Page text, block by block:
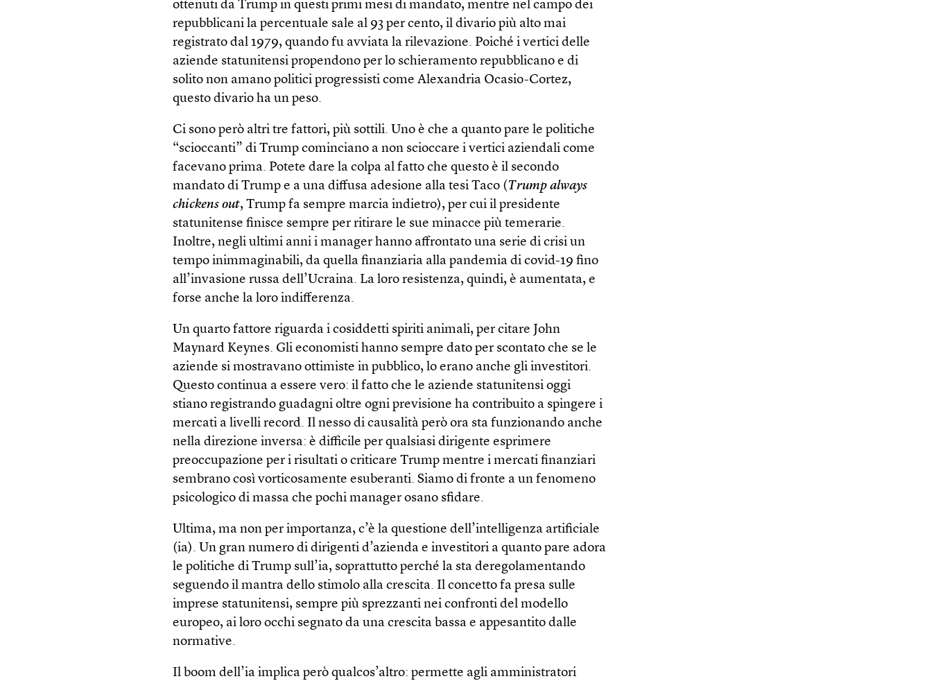
ottenuti da Trump in questi primi mesi di mandato, mentre nel campo dei
repubblicani la percentuale sale al 93 per cento, il divario più alto mai
registrato dal 1979, quando fu avviata la rilevazione. Poiché i vertici delle
aziende statunitensi propendono per lo schieramento repubblicano e di
solito non amano politici progressisti come Alexandria Ocasio-Cortez,
questo divario ha un peso.
Ci sono però altri tre fattori, più sottili. Uno è che a quanto pare le politiche
“scioccanti” di Trump cominciano a non scioccare i vertici aziendali come
facevano prima. Potete dare la colpa al fatto che questo è il secondo
mandato di Trump e a una diffusa adesione alla tesi Taco (Trump always
chickens out, Trump fa sempre marcia indietro), per cui il presidente
statunitense finisce sempre per ritirare le sue minacce più temerarie.
Inoltre, negli ultimi anni i manager hanno affrontato una serie di crisi un
tempo inimmaginabili, da quella finanziaria alla pandemia di covid-19 fino
all’invasione russa dell’Ucraina. La loro resistenza, quindi, è aumentata, e
forse anche la loro indifferenza.
Un quarto fattore riguarda i cosiddetti spiriti animali, per citare John
Maynard Keynes. Gli economisti hanno sempre dato per scontato che se le
aziende si mostravano ottimiste in pubblico, lo erano anche gli investitori.
Questo continua a essere vero: il fatto che le aziende statunitensi oggi
stiano registrando guadagni oltre ogni previsione ha contribuito a spingere i
mercati a livelli record. Il nesso di causalità però ora sta funzionando anche
nella direzione inversa: è difficile per qualsiasi dirigente esprimere
preoccupazione per i risultati o criticare Trump mentre i mercati finanziari
sembrano così vorticosamente esuberanti. Siamo di fronte a un fenomeno
psicologico di massa che pochi manager osano sfidare.
Ultima, ma non per importanza, c’è la questione dell’intelligenza artificiale
(ia). Un gran numero di dirigenti d’azienda e investitori a quanto pare adora
le politiche di Trump sull’ia, soprattutto perché la sta deregolamentando
seguendo il mantra dello stimolo alla crescita. Il concetto fa presa sulle
imprese statunitensi, sempre più sprezzanti nei confronti del modello
europeo, ai loro occhi segnato da una crescita bassa e appesantito dalle
normative.
Il boom dell’ia implica però qualcos’altro: permette agli amministratori